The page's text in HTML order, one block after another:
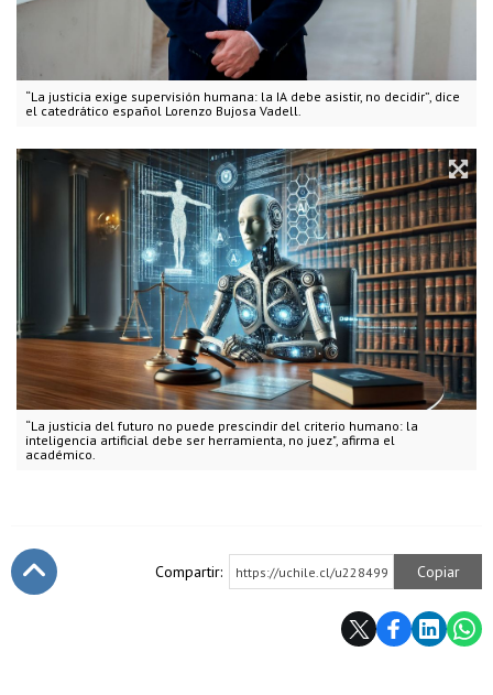
“La justicia exige supervisión humana: la IA debe asistir, no decidir”, dice
el catedrático español Lorenzo Bujosa Vadell.
“La justicia del futuro no puede prescindir del criterio humano: la
inteligencia artificial debe ser herramienta, no juez", afirma el
académico.
Compartir: https://uchile.cl/u228499 Copiar